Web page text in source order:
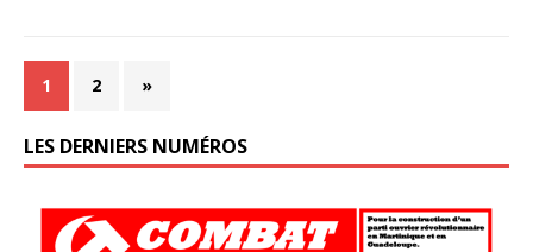
1 2 »
LES DERNIERS NUMÉROS